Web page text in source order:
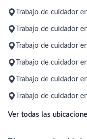
Trabajo de cuidador
Trabajo de cuidador
Trabajo de cuidador
Trabajo de cuidador
Trabajo de cuidador
Trabajo de cuidador
Ver todas las